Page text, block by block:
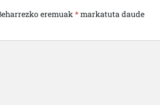
eremuak*markatuta daude